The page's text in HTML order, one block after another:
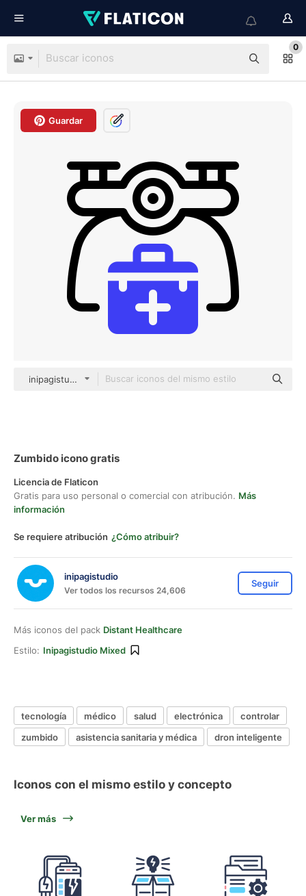
0
Guardar
inipagistudio Mixed
Zumbido icono gratis
Licencia de Flaticon
Gratis para uso personal o comercial con atribución. Más
información
Se requiere atribución ¿Cómo atribuir?
inipagistudio
Ver todos los recursos 24,606
Seguir
Más iconos del pack Distant Healthcare
Estilo: Inipagistudio Mixed
tecnología médico salud electrónica
controlar
zumbido
asistencia sanitaria y médica dron inteligente
Iconos con el mismo estilo y concepto
Ver más